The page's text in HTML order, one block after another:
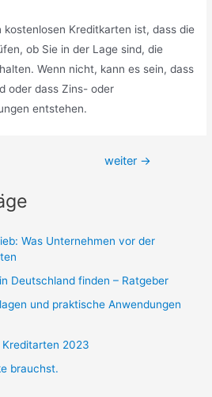
Kreditkarten ist, dass die
ob Sie in der Lage sind, die
Wenn nicht, kann es sein, dass
oder dass Zins- oder
entstehen.
weiter →
Was Unternehmen vor der
Deutschland finden – Ratgeber
und praktische Anwendungen
2023
brauchst.